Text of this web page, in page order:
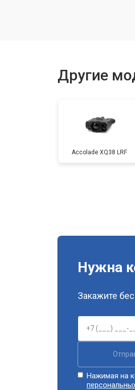
Другие
Accolade XQ38 LRF
Нужна
Закажите
Нажимая на